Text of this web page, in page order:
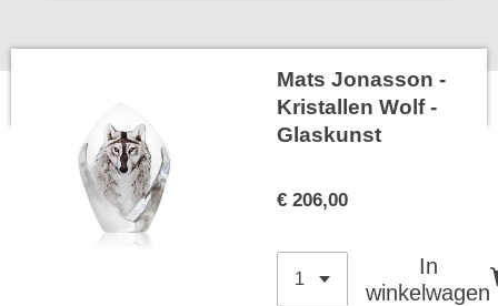
Mats Jonasson -
Kristallen Wolf -
Glaskunst
€ 206,00
In
winkelwagen